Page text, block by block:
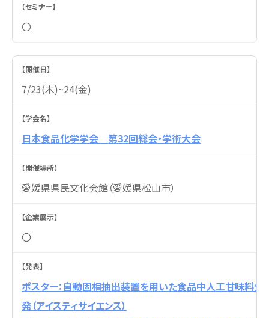
〇
7/23(木)~24(金)
日本食品化学学会 第32回総会・学術大会
愛媛県県⺠⽂化会館（愛媛県松山市）
〇
ポスター：自動固相抽出装置を用いた食品中人工甘味料分
発（アイスティサイエンス）